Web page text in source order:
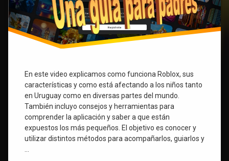
En este video explicamos como funciona Roblox, sus
características y como está afectando a los niños tanto
en Uruguay como en diversas partes del mundo.
También incluyo consejos y herramientas para
comprender la aplicación y saber a que están
expuestos los más pequeños. El objetivo es conocer y
utilizar distintos métodos para acompañarlos, guiarlos y
…